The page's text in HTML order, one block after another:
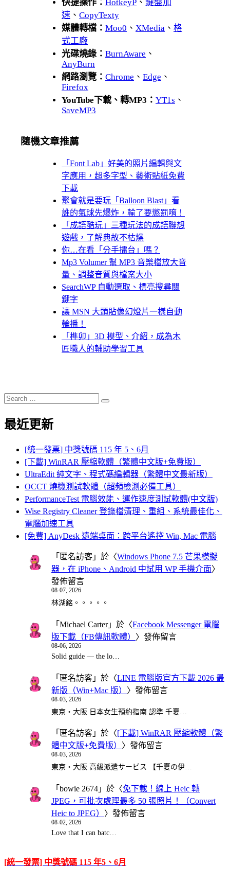
快捷操作： HotkeyP 、 鍵盤加
速 、 CopyTexty
媒體轉檔： Moo0 、 XMedia 、 格
式工廠
光碟燒錄： BurnAware 、
AnyBurn
網路瀏覽： Chrome 、 Edge 、
Firefox
YouTube下載、轉MP3： YT1s 、
SaveMP3
隨機文章推薦
「Font Lab」好美的照片編輯與文
字應用，超多字型、藝術貼紙免費
下載
聚會就是要玩「Balloon Blast」看
誰的氣球先爆炸，輸了要懲罰唷！
「成語酷玩」三種玩法的成語聯想
遊戲，了解典故不枯燥
你…在看「分手擂台」嗎？
Mp3 Volumer 幫 MP3 音樂檔放大音
量、調整音質與檔案大小
SearchWP 自動選取、標亮搜尋關
鍵字
讓 MSN 大頭貼像幻燈片一樣自動
輪播！
「榫卯」3D 模型、介紹，成為木
匠職人的輔助學習工具
Search
for:
Search
最近更新
[統一發票] 中獎號碼 115 年 5、6月
[下載] WinRAR 壓縮軟體（繁體中文版+免費版）
UltraEdit 純文字、程式碼編輯器（繁體中文最新版）
OCCT 燒機測試軟體（超頻檢測必備工具）
PerformanceTest 電腦效能、運作速度測試軟體(中文版)
Wise Registry Cleaner 登錄檔清理、重組、系統最佳化、
電腦加速工具
[免費] AnyDesk 遠端桌面：跨平台遙控 Win, Mac 電腦
「 匿名訪客 」於〈Windows Phone 7.5 芒果模擬
器，在 iPhone、Android 中試用 WP 手機介面〉
發佈留言
08-07, 2026
林湖銘。。。。。
「 Michael Carter」於〈Facebook Messenger 電腦
版下載（FB傳訊軟體） 〉發佈留言
08-06, 2026
Solid guide — the lo…
「 匿名訪客 」於〈LINE 電腦版官方下載 2026 最
新版（Win+Mac 版） 〉發佈留言
08-03, 2026
東京・大阪 日本女生預約指南 認準 千夏…
「 匿名訪客 」於〈[下載] WinRAR 壓縮軟體（繁
體中文版+免費版） 〉發佈留言
08-03, 2026
東京・大阪 高級派遣サービス 【千夏の伊…
「 bowie 2674 」於〈免下載！線上 Heic 轉
JPEG，可批次處理最多 50 張照片！（Convert
Heic to JPEG） 〉發佈留言
08-02, 2026
Love that I can batc…
[統一發票] 中獎號碼 115 年5、6月